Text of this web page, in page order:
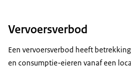
Vervoersverbod
Een vervoersverbod heeft
en consumptie-eieren vanaf een